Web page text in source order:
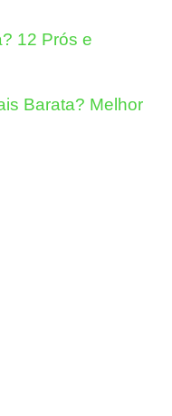
12 Prós e
Barata? Melhor